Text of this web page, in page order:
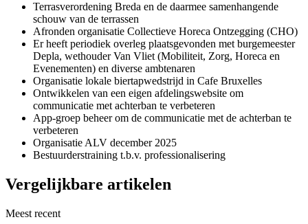
Terrasverordening Breda en de daarmee samenhangende
schouw van de terrassen
Afronden organisatie Collectieve Horeca Ontzegging (CHO)
Er heeft periodiek overleg plaatsgevonden met burgemeester
Depla, wethouder Van Vliet (Mobiliteit, Zorg, Horeca en
Evenementen) en diverse ambtenaren
Organisatie lokale biertapwedstrijd in Cafe Bruxelles
Ontwikkelen van een eigen afdelingswebsite om
communicatie met achterban te verbeteren
App-groep beheer om de communicatie met de achterban te
verbeteren
Organisatie ALV december 2025
Bestuurderstraining t.b.v. professionalisering
Vergelijkbare artikelen
Meest recent